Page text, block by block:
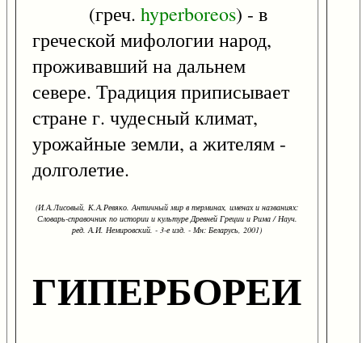
(греч. hyperboreos) - в
греческой мифологии народ,
проживавший на дальнем
севере. Традиция приписывает
стране г. чудесный климат,
урожайные земли, а жителям -
долголетие.
(И.А.Лисовый, К.А.Ревяко. Античный мир в терминах, именах и названиях:
Словарь-справочник по истории и культуре Древней Греции и Рима / Науч.
ред. А.И. Немировский. - 3-е изд. - Мн: Беларусь, 2001)
ГИПЕРБОРЕИ